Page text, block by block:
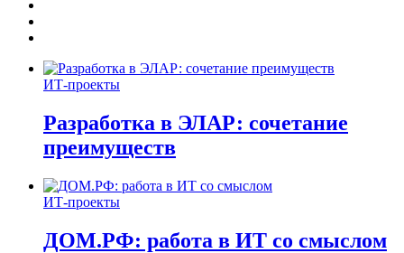
ИТ-проекты
Разработка в ЭЛАР: сочетание
преимуществ
ИТ-проекты
ДОМ.РФ: работа в ИТ со смыслом